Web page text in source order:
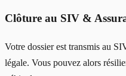
Clôture au SIV &
Votre dossier est transmis au
légale. Vous pouvez alors